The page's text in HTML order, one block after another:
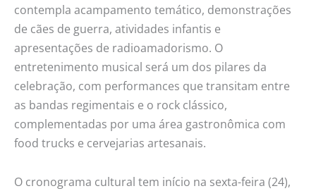
contempla acampamento temático, demonstrações
de cães de guerra, atividades infantis e
apresentações de radioamadorismo. O
entretenimento musical será um dos pilares da
celebração, com performances que transitam entre
as bandas regimentais e o rock clássico,
complementadas por uma área gastronômica com
food trucks e cervejarias artesanais.
O cronograma cultural tem início na sexta-feira (24),